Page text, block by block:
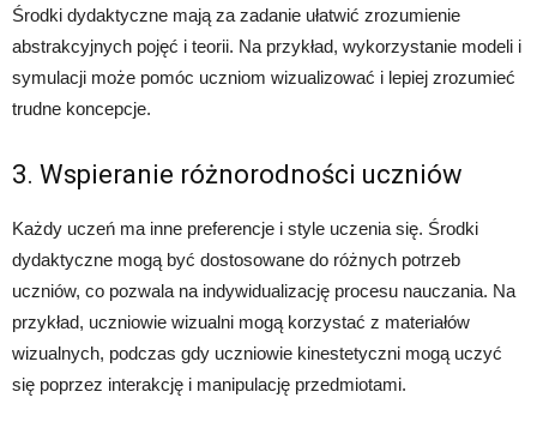
Środki dydaktyczne mają za zadanie ułatwić zrozumienie
abstrakcyjnych pojęć i teorii. Na przykład, wykorzystanie modeli i
symulacji może pomóc uczniom wizualizować i lepiej zrozumieć
trudne koncepcje.
3. Wspieranie różnorodności uczniów
Każdy uczeń ma inne preferencje i style uczenia się. Środki
dydaktyczne mogą być dostosowane do różnych potrzeb
uczniów, co pozwala na indywidualizację procesu nauczania. Na
przykład, uczniowie wizualni mogą korzystać z materiałów
wizualnych, podczas gdy uczniowie kinestetyczni mogą uczyć
się poprzez interakcję i manipulację przedmiotami.